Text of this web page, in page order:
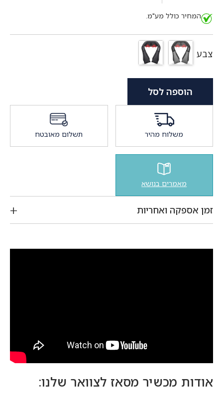
היה:
הנוכחי
הוא:
₪439.
המחיר כולל מע"מ.
צבע
הוספה לסל
משלוח מהיר תשלום מאובטח
מאמרים בנושא
זמן אספקה ואחריות
אודות מכשיר מסאז לצוואר שלנו: